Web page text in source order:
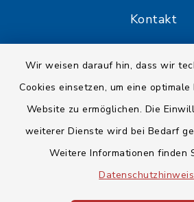
Wir weisen darauf hin, dass wir
Cookies einsetzen, um eine
Website zu ermöglichen. Die
weiterer Dienste wird bei Bedarf
Weitere Informationen finden
Kontakt
Datenschutz
Impressum
Sitemap
Cookie-